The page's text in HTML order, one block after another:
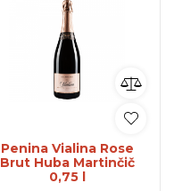
Penina Vialina Rose
Brut Huba Martinčič
0,75 l